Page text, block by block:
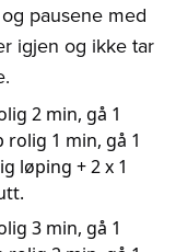
pausene med
igjen og ikke tar
2 min, gå 1
1 min, gå 1
løping + 2 x 1
3 min, gå 1